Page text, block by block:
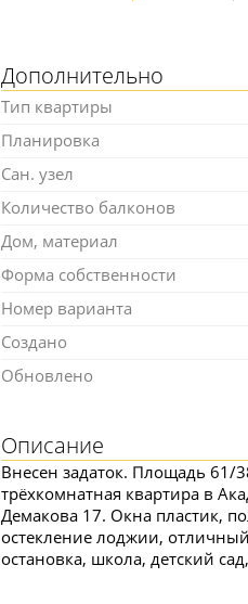
Дополнительно
Тип квартиры
Планировка
Сан. узел
Количество балконов
Дом, материал
Форма собственности
Номер варианта
Создано
Обновлено
Описание
Внесен задаток. Площадь 61/
трёхкомнатная квартира в
Демакова 17. Окна пластик,
остекление лоджии,
остановка, школа, детский